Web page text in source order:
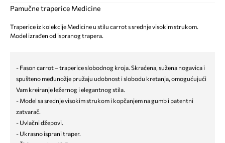
Pamučne traperice Medicine
Traperice iz kolekcije Medicine u stilu carrot s srednje visokim strukom.
Model izrađen od ispranog trapera.
- Fason carrot – traperice slobodnog kroja. Skraćena, sužena nogavica i
spušteno međunožje pružaju udobnost i slobodu kretanja, omogućujući
Vam kreiranje ležernog i elegantnog stila.
- Model sa srednje visokim strukom i kopčanjem na gumb i patentni
zatvarač.
- Uvlačni džepovi.
- Ukrasno isprani traper.